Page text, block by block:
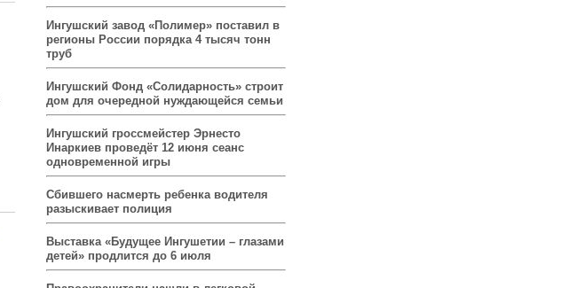
Ингушский завод «Полимер» поставил в
регионы России порядка 4 тысяч тонн
труб
Ингушский Фонд «Солидарность» строит
дом для очередной нуждающейся семьи
Ингушский гроссмейстер Эрнесто
Инаркиев проведёт 12 июня сеанс
одновременной игры
Сбившего насмерть ребенка водителя
разыскивает полиция
Выставка «Будущее Ингушетии – глазами
детей» продлится до 6 июля